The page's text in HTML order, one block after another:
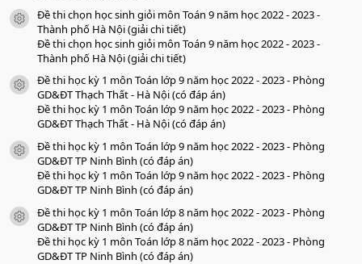
icon tài liệu
Đề thi chọn học sinh giỏi môn Toán 9 năm học 2022 - 2023 -
Thành phố Hà Nội (giải chi tiết)
Đề thi chọn học sinh giỏi môn Toán 9 năm học 2022 - 2023 -
Thành phố Hà Nội (giải chi tiết)
icon tài liệu
Đề thi học kỳ 1 môn Toán lớp 9 năm học 2022 - 2023 - Phòng
GD&ĐT Thạch Thất - Hà Nội (có đáp án)
Đề thi học kỳ 1 môn Toán lớp 9 năm học 2022 - 2023 - Phòng
GD&ĐT Thạch Thất - Hà Nội (có đáp án)
icon tài liệu
Đề thi học kỳ 1 môn Toán lớp 9 năm học 2022 - 2023 - Phòng
GD&ĐT TP Ninh Bình (có đáp án)
Đề thi học kỳ 1 môn Toán lớp 9 năm học 2022 - 2023 - Phòng
GD&ĐT TP Ninh Bình (có đáp án)
icon tài liệu
Đề thi học kỳ 1 môn Toán lớp 8 năm học 2022 - 2023 - Phòng
GD&ĐT TP Ninh Bình (có đáp án)
Đề thi học kỳ 1 môn Toán lớp 8 năm học 2022 - 2023 - Phòng
GD&ĐT TP Ninh Bình (có đáp án)